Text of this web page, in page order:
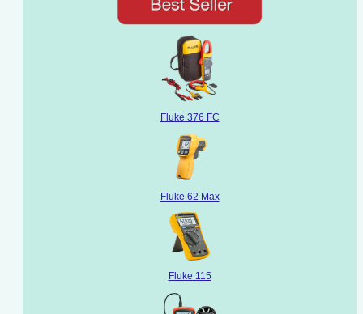
Fluke 376 FC
Fluke 62 Max
Fluke 115